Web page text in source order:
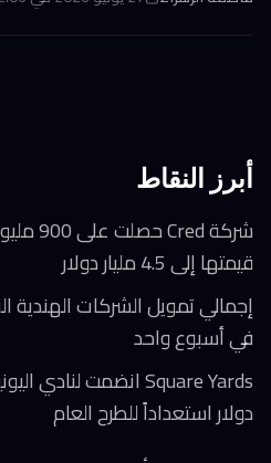
أبرز النقاط
قيمتها إلى 4.5 مليار دولار
في أسبوع واحد
دولار استعداداً للطرح العام